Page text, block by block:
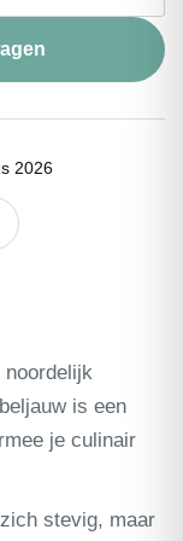
2026
noordelijk
is een
je culinair
stevig, maar